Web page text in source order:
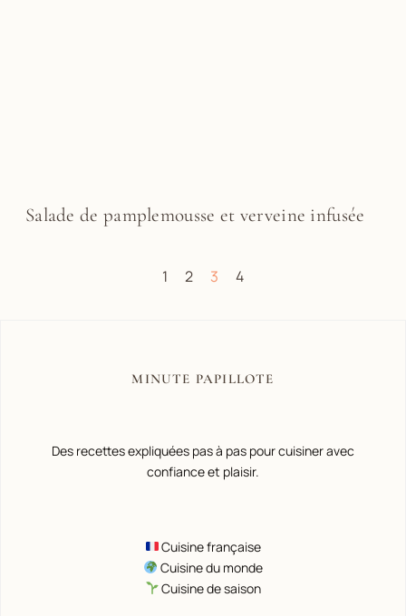
Salade de pamplemousse et verveine infusée
1 2 3 4
MINUTE PAPILLOTE
Des recettes expliquées pas à pas pour cuisiner avec
confiance et plaisir.
Cuisine française
Cuisine du monde
Cuisine de saison